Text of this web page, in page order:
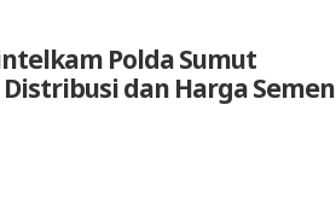
Polda Sumut
dan Harga Semen